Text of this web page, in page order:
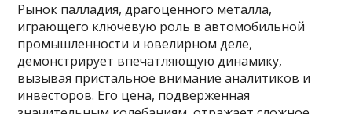
Рынок палладия, драгоценного металла,
играющего ключевую роль в автомобильной
промышленности и ювелирном деле,
демонстрирует впечатляющую динамику,
вызывая пристальное внимание аналитиков и
инвесторов. Его цена, подверженная